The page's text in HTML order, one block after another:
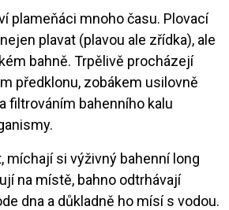
plameňáci mnoho času. Plovací
plavat (plavou ale zřídka), ale
bahně. Trpělivě procházejí
předklonu, zobákem usilovně
filtrováním bahenního kalu
míchají si výživný bahenní long
na místě, bahno odtrhávají
dna a důkladně ho mísí s vodou.